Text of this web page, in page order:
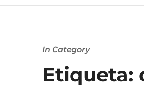
In Category
Etiqueta: